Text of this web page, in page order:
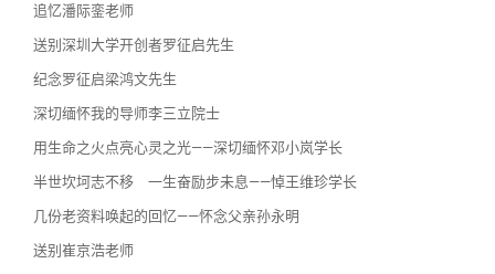
追忆潘际銮老师
送别深圳大学开创者罗征启先生
纪念罗征启梁鸿文先生
深切缅怀我的导师李三立院士
用生命之火点亮心灵之光——深切缅怀邓小岚学长
半世坎坷志不移 一生奋励步未息——悼王维珍学长
几份老资料唤起的回忆——怀念父亲孙永明
送别崔京浩老师